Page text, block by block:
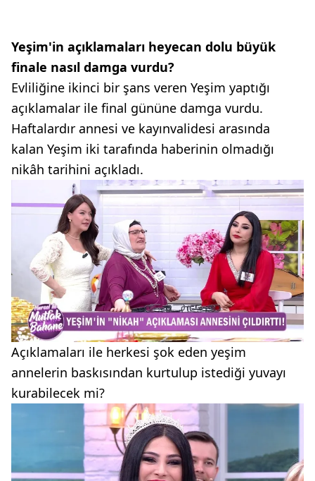
Yeşim'in açıklamaları heyecan dolu büyük
finale nasıl damga vurdu?
Evliliğine ikinci bir şans veren Yeşim yaptığı
açıklamalar ile final gününe damga vurdu.
Haftalardır annesi ve kayınvalidesi arasında
kalan Yeşim iki tarafında haberinin olmadığı
nikâh tarihini açıkladı.
Açıklamaları ile herkesi şok eden yeşim
annelerin baskısından kurtulup istediği yuvayı
kurabilecek mi?